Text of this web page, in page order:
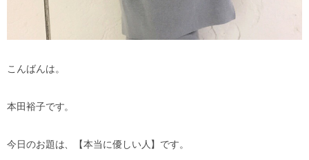
こんばんは。
本田裕子です。
今日のお題は、【本当に優しい人】です。